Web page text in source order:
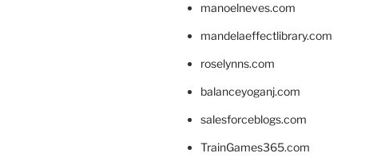
manoelneves.com
mandelaeffectlibrary.com
roselynns.com
balanceyoganj.com
salesforceblogs.com
TrainGames365.com